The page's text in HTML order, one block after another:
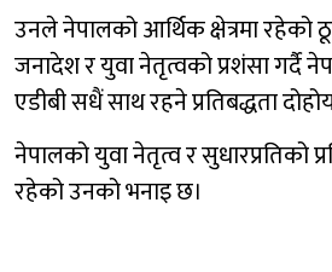
​उनले नेपालको आर्थिक क्षेत्रमा रहेको
जनादेश र युवा नेतृत्वको प्रशंसा गर्दै
एडीबी सधैं साथ रहने प्रतिबद्धता
नेपालको युवा नेतृत्व र सुधारप्रतिको
रहेको उनको भनाइ छ।